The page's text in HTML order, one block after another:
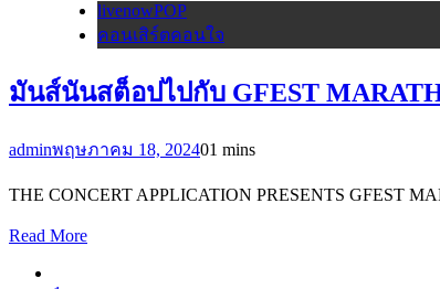
livenowPOP
คอนเสิร์ตคอนใจ
มันส์นันสต็อปไปกับ GFEST
adminพฤษภาคม 18, 202401 mins
THE CONCERT APPLICATION PRESENTS GFEST
Read More